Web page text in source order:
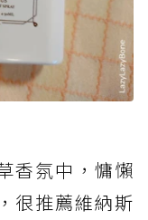
香氛中，慵懶
很推薦維納斯